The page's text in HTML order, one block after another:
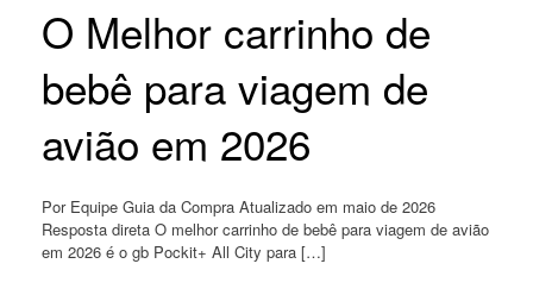
O Melhor carrinho de
bebê para viagem de
avião em 2026
Por Equipe Guia da Compra Atualizado em maio de 2026
Resposta direta O melhor carrinho de bebê para viagem de avião
em 2026 é o gb Pockit+ All City para […]